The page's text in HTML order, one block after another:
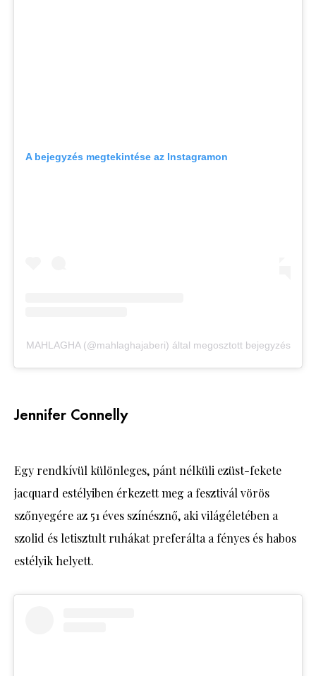
A bejegyzés megtekintése az Instagramon
MAHLAGHA (@mahlaghajaberi) által megosztott bejegyzés
Jennifer Connelly
Egy rendkívül különleges, pánt nélküli ezüst-fekete
jacquard estélyiben érkezett meg a fesztivál vörös
szőnyegére az 51 éves színésznő, aki világéletében a
szolid és letisztult ruhákat preferálta a fényes és habos
estélyik helyett.